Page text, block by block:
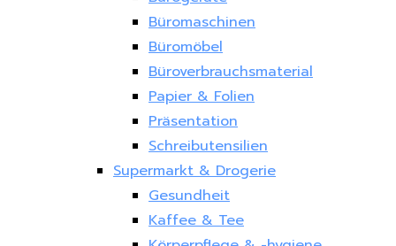
Büromaschinen
Büromöbel
Büroverbrauchsmaterial
Papier & Folien
Präsentation
Schreibutensilien
Supermarkt & Drogerie
Gesundheit
Kaffee & Tee